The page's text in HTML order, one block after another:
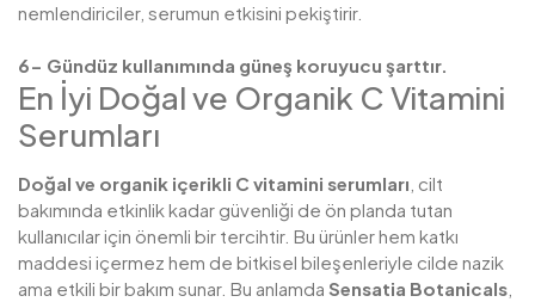
nemlendiriciler, serumun etkisini pekiştirir.
6- Gündüz kullanımında güneş koruyucu şarttır.
En İyi Doğal ve Organik C Vitamini
Serumları
Doğal ve organik içerikli C vitamini serumları , cilt
bakımında etkinlik kadar güvenliği de ön planda tutan
kullanıcılar için önemli bir tercihtir. Bu ürünler hem katkı
maddesi içermez hem de bitkisel bileşenleriyle cilde nazik
ama etkili bir bakım sunar. Bu anlamda Sensatia Botanicals